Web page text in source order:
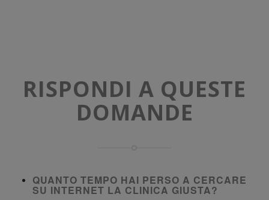
RISPONDI A QUESTE
DOMANDE
QUANTO TEMPO HAI PERSO A CERCARE
SU INTERNET LA CLINICA GIUSTA?